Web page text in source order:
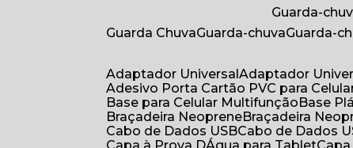
Guarda-
Guarda Chuva
Guarda-chuva Guarda-
Adaptador Universal
Adaptador
Adesivo Porta Cartão PVC para
Base para Celular Multifunção
Base
Braçadeira Neoprene
Braçadeira
Cabo de Dados USB
Cabo de Dados